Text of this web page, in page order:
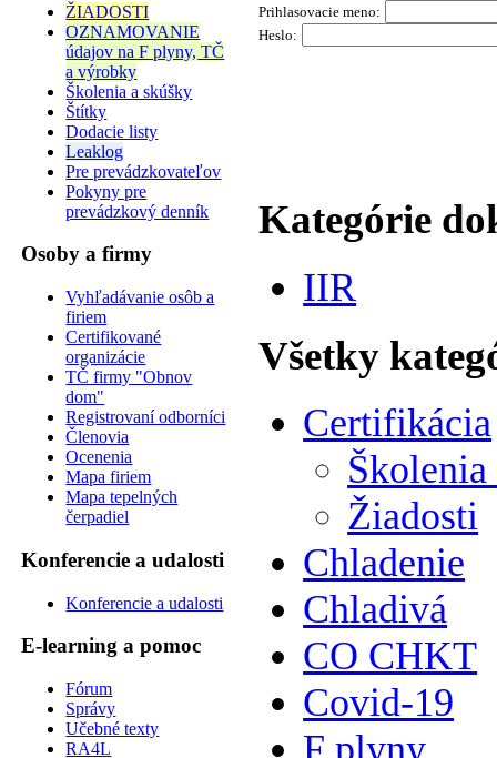
ŽIADOSTI
OZNAMOVANIE
údajov na F plyny, TČ
a výrobky
Školenia a skúšky
Štítky
Dodacie listy
Leaklog
Pre prevádzkovateľov
Pokyny pre
prevádzkový denník
Osoby a firmy
Vyhľadávanie osôb a
firiem
Certifikované
organizácie
TČ firmy "Obnov
dom"
Registrovaní odborníci
Členovia
Ocenenia
Mapa firiem
Mapa tepelných
čerpadiel
Konferencie a udalosti
Konferencie a udalosti
E-learning a pomoc
Fórum
Správy
Učebné texty
RA4L
Prihlasovacie meno:
Heslo:
Kategórie
IIR
Všetky
Certifikácia
Žiadosti
Chladenie
Chladivá
CO CHKT
Covid-19